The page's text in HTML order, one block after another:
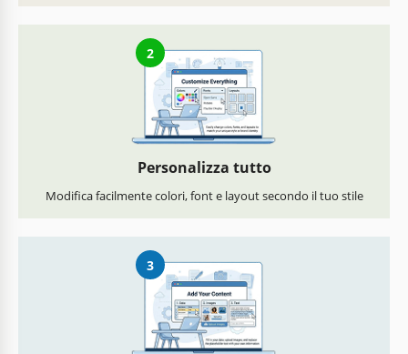
2
Personalizza tutto
Modifica facilmente colori, font e layout secondo il tuo stile
3